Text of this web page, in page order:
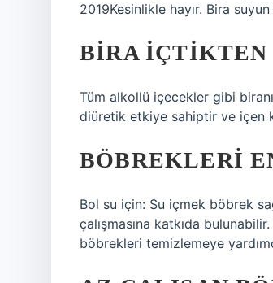
2019Kesinlikle hayır. Bira
BIRA IÇTIKTEN
Tüm alkollü içecekler gibi
diüretik etkiye sahiptir ve içen
BÖBREKLERI
Bol su için: Su içmek böbrek
çalışmasına katkıda
böbrekleri temizlemeye